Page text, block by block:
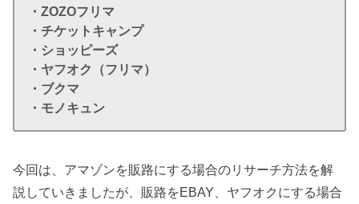
・ZOZOフリマ
・チケットキャンプ
・ショッピーズ
・ヤフオク（フリマ）
・ブクマ
・モノキュン
今回は、アマゾンを販路にする場合のリサーチ方法を解
説していきましたが、販路をEBAY、ヤフオクにする場合